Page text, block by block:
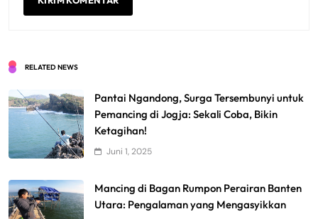
RELATED NEWS
Pantai Ngandong, Surga Tersembunyi untuk
Pemancing di Jogja: Sekali Coba, Bikin
Ketagihan!
Juni 1, 2025
Mancing di Bagan Rumpon Perairan Banten
Utara: Pengalaman yang Mengasyikkan